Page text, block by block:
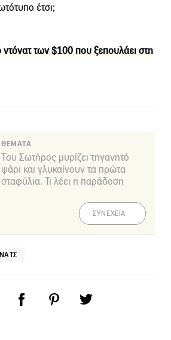
έτσι;
ντόνατ των $100 που ξεπουλάει στη
ΘΕΜΑΤΑ
Του Σωτήρος μυρίζει τηγανητό
ψάρι και γλυκαίνουν τα πρώτα
σταφύλια. Τι λέει η παράδοση
ΣΥΝΕΧΕΙΑ